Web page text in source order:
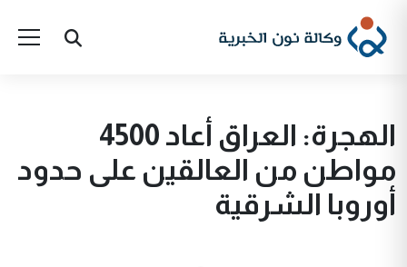
الهجرة: العراق أعاد 4500
مواطن من العالقين على حدود
أوروبا الشرقية